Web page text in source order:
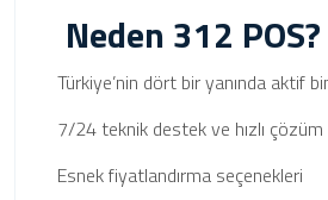
Neden 312 POS?
Türkiye’nin dört bir yanında aktif
7/24 teknik destek ve hızlı çözüm
Esnek fiyatlandırma seçenekleri